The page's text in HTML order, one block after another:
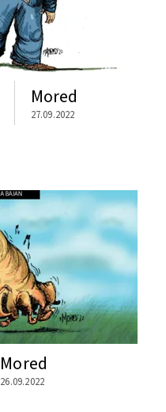
Mored
27.09.2022
Mored
26.09.2022